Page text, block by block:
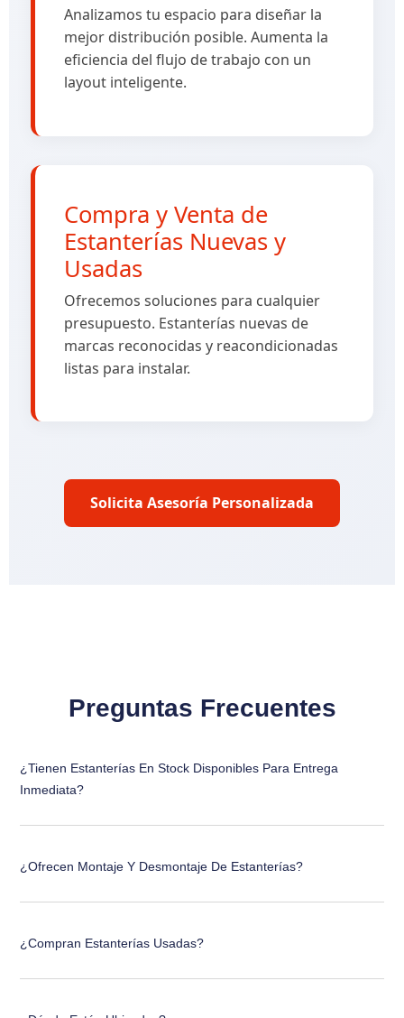
Analizamos tu espacio para diseñar la
mejor distribución posible. Aumenta la
eficiencia del flujo de trabajo con un
layout inteligente.
Compra y Venta de
Estanterías Nuevas y
Usadas
Ofrecemos soluciones para cualquier
presupuesto. Estanterías nuevas de
marcas reconocidas y reacondicionadas
listas para instalar.
Solicita Asesoría Personalizada
Preguntas Frecuentes
¿Tienen Estanterías En Stock Disponibles Para Entrega
Inmediata?
¿Ofrecen Montaje Y Desmontaje De Estanterías?
¿Compran Estanterías Usadas?